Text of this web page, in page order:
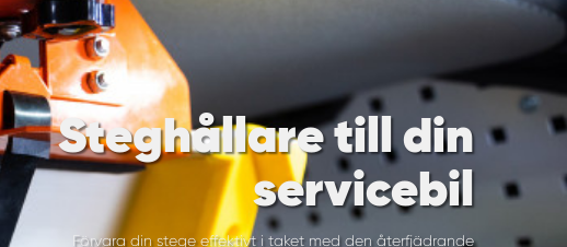
ETT RIKTIGT KROCKTEST
Steghållare till din
servicebil
Förvara din stege effektivt i taket med den återfjädrande